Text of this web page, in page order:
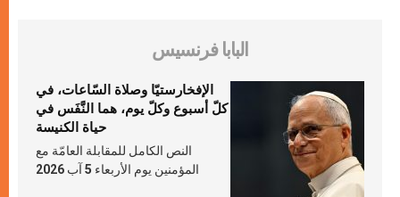
البابا فرنسيس
الإفخارستيّا وصلاة السّاعات، في
كلّ أسبوع وكلّ يوم، هما النَّفَس في
حياة الكنيسة
النص الكامل للمقابلة العامّة مع
المؤمنين يوم الأربعاء 5 آب 2026